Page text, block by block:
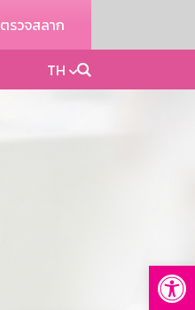
ตรวจสลาก
TH